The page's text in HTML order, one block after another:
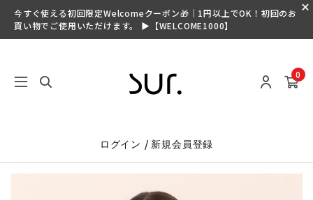
今すぐ使える初回限定Welcomeクーポン🎁｜1円以上でOK！初回のお
買い物でご使用いただけます。 ▶【WELCOME1000】
0
ログイン / 新規会員登録